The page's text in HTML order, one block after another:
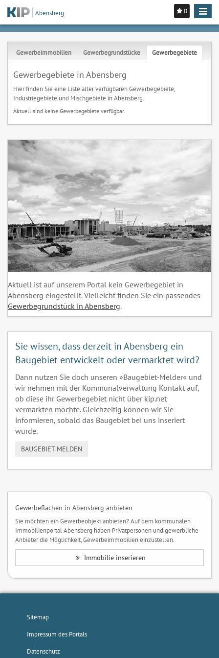
0
Toggle
Abensberg
Gewerbeimmobilien Gewerbegrundstücke Gewerbegebiete
Gewerbegebiete in Abensberg
Hier finden Sie eine Liste aller verfügbaren Gewerbegebiete,
Industriegebiete und Mischgebiete in Abensberg.
Aktuell sind keine Gewerbegebiete verfügbar.
Aktuell ist auf unserem Portal kein Gewerbegebiet in
Abensberg eingestellt. Vielleicht finden Sie ein passendes
Gewerbegrundstück in Abensberg.
Sie wissen, dass derzeit in Abensberg ein
Baugebiet entwickelt oder vermarktet wird?
Dann nutzen Sie doch unseren »Baugebiet-Melder« und
wir nehmen mit der Kommunalverwaltung Kontakt auf,
ob diese ihr Gewerbegebiet nicht über kip.net
vermarkten möchte. Gleichzeitig können wir Sie
informieren, sobald das Baugebiet bei uns inseriert
wurde.
BAUGEBIET MELDEN
Gewerbeflächen in Abensberg anbieten
Sie möchten ein Gewerbeobjekt anbieten? Auf dem kommunalen
Immobilienportal Abensberg haben Privatpersonen und gewerbliche
Anbieter die Möglichkeit, Gewerbeimmobilien einzustellen.
Immobilie inserieren
Sitemap
Impressum des Portals
Datenschutz